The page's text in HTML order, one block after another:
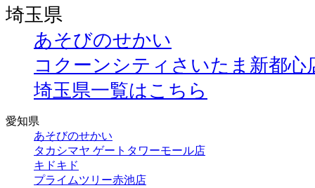
埼玉県
あそびのせかい
コクーンシティさいたま新都心
埼玉県一覧はこちら
愛知県
あそびのせかい
タカシマヤ ゲートタワーモール店
キドキド
プライムツリー赤池店